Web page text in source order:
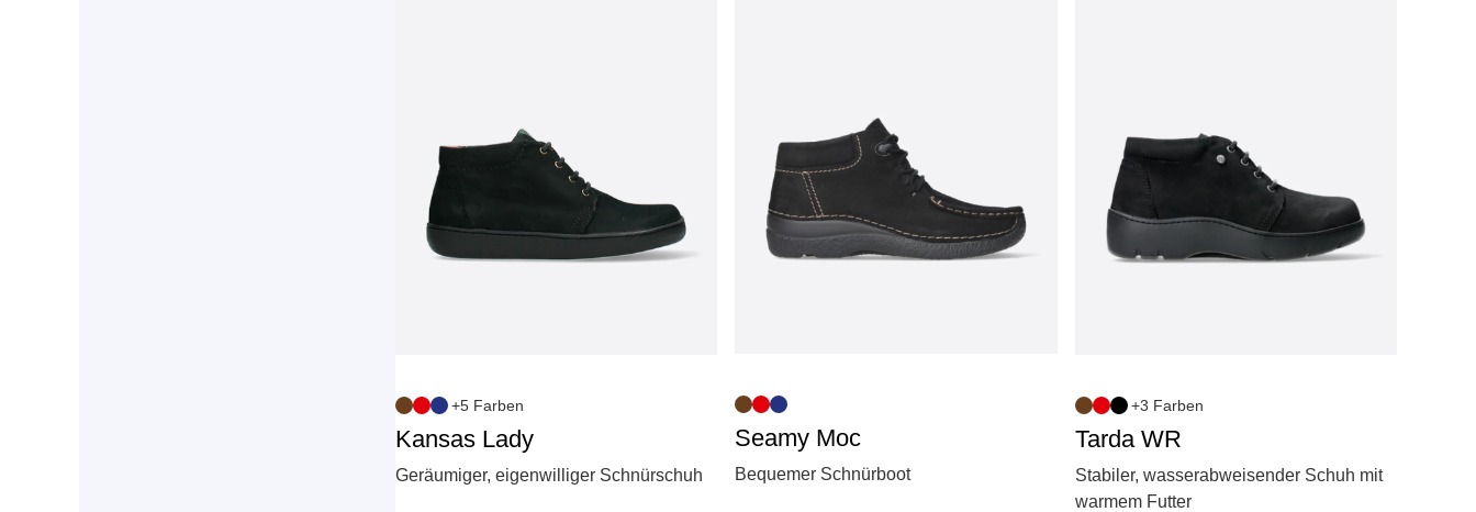
+5 Farben
Kansas Lady
Geräumiger, eigenwilliger Schnürschuh
Seamy Moc
Bequemer Schnürboot
+3 Farben
Tarda WR
Stabiler, wasserabweisender Schuh mit
warmem Futter